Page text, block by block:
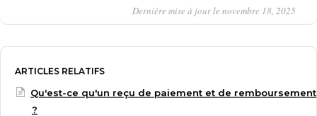
Dernière mise à jour le novembre 18, 2025
ARTICLES RELATIFS
Qu'est-ce qu'un reçu de paiement et de remboursement
?